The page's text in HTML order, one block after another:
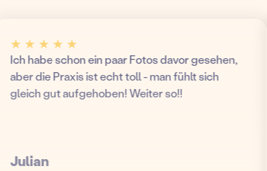
★ ★ ★ ★ ★
Ich habe schon ein paar Fotos davor gesehen,
aber die Praxis ist echt toll - man fühlt sich
gleich gut aufgehoben! Weiter so!!
Julian